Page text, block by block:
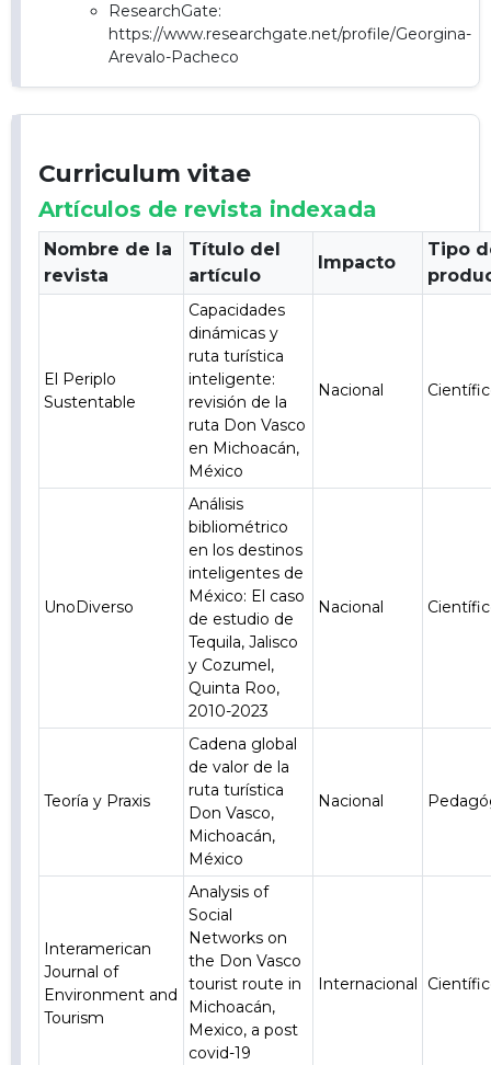
ResearchGate:
https://www.researchgate.net/profile/Georgina-
Arevalo-Pacheco
Curriculum vitae
Artículos de revista indexada
Nombre de la
revista
Título del
artículo
Impacto
Tipo
El Periplo
Sustentable
Capacidades
dinámicas y
ruta turística
inteligente:
revisión de la
ruta Don Vasco
en Michoacán,
México
Nacional
UnoDiverso
Análisis
bibliométrico
en los destinos
inteligentes de
México: El caso
de estudio de
Tequila, Jalisco
y Cozumel,
Quinta Roo,
2010-2023
Nacional
Teoría y Praxis
Cadena global
de valor de la
ruta turística
Don Vasco,
Michoacán,
México
Nacional
Interamerican
Journal of
Environment and
Tourism
Analysis of
Social
Networks on
the Don Vasco
tourist route in
Michoacán,
Mexico, a post
covid-19
Internacional